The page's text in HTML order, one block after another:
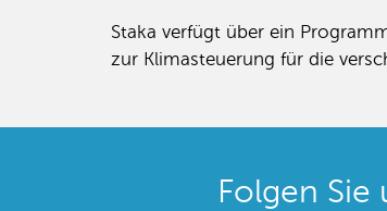
Staka verfügt über ein
zur Klimasteuerung für die
Folgen Sie